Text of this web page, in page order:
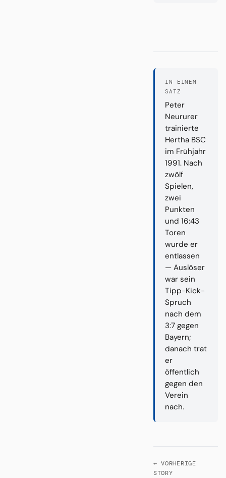
IN EINEM
SATZ
Peter
Neururer
trainierte
Hertha BSC
im Frühjahr
1991. Nach
zwölf
Spielen,
zwei
Punkten
und 16:43
Toren
wurde er
entlassen
— Auslöser
war sein
Tipp-Kick-
Spruch
nach dem
3:7 gegen
Bayern;
danach trat
er
öffentlich
gegen den
Verein
nach.
← VORHERIGE
STORY